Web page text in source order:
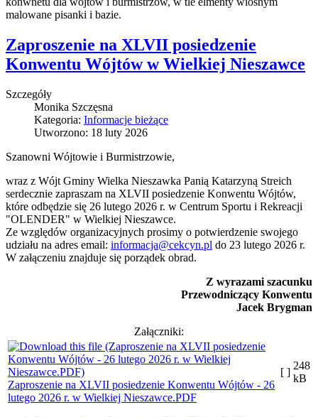
Zaproszenie na XLVII posiedzenie
Konwentu Wójtów w Wielkiej Nieszawce
Szczegóły
Monika Szczęsna
Kategoria: Informacje bieżące
Utworzono: 18 luty 2026
Szanowni Wójtowie i Burmistrzowie,
wraz z Wójt Gminy Wielka Nieszawka Panią Katarzyną Streich
serdecznie zapraszam na XLVII posiedzenie Konwentu Wójtów,
które odbędzie się 26 lutego 2026 r. w Centrum Sportu i Rekreacji
"OLENDER" w Wielkiej Nieszawce.
Ze względów organizacyjnych prosimy o potwierdzenie swojego
udziału na adres email: informacja@cekcyn.pl do 23 lutego 2026 r.
W załączeniu znajduje się porządek obrad.
Z wyrazami szacunku
Przewodniczący Konwentu
Jacek Brygman
Załączniki:
Zaproszenie na XLVII posiedzenie Konwentu Wójtów - 26
lutego 2026 r. w Wielkiej Nieszawce.PDF
[ ]
248
kB